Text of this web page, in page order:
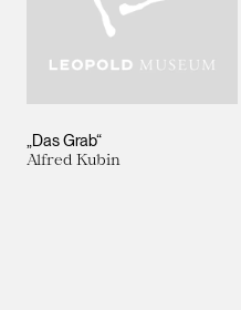
„Das Grab“
Alfred Kubin